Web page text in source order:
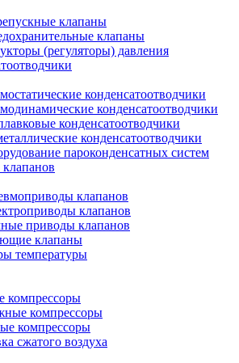
клапаны
клапаны
(регуляторы) давления
конденсатоотводчики
конденсатоотводчики
конденсатоотводчики
конденсатоотводчики
пароконденсатных систем
клапанов
клапанов
приводы клапанов
клапаны
температуры
компрессоры
компрессоры
компрессоры
сжатого воздуха